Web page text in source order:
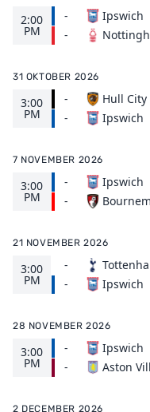
2:00
PM
-
-
Ipswich
31 OKTOBER 2026
3:00
PM
-
-
Hull City
Ipswich
7 NOVEMBER 2026
3:00
PM
-
-
Ipswich
21 NOVEMBER 2026
3:00
PM
-
-
Ipswich
28 NOVEMBER 2026
3:00
PM
-
-
Ipswich
Aston
2 DECEMBER 2026